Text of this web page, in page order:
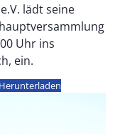
lädt seine
Uhr ins
ein.
Herunterladen